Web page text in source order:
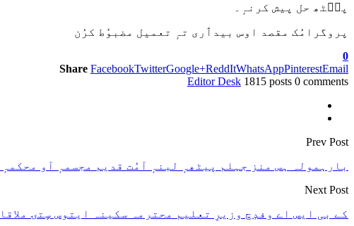
پٮ۪ٹھ حل پیش کرنہٕ۔
پروگرامُک مقصد اوس بیدٲری تہٕ تعمیل مضبوٗط کرُن
0
Share FacebookTwitterGoogle+ReddItWhatsAppPinterestEmail
Editor Desk 1815 posts 0 comments
Prev Post
بارہمولہ ہس منز جہلم پیٹھہٕ لبنہٕ آمُت قدیم مجسمہٕ آو محکمہٕ
Next Post
کے بی ایس اے وفدٕچ وزیرِ تعلیم محترمہ سکینہ ایتوس سٍتۍ